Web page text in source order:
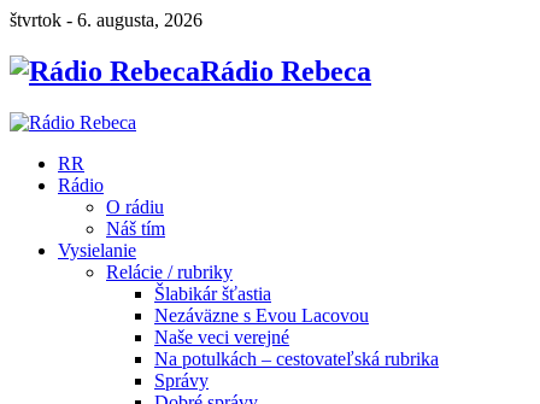
štvrtok - 6. augusta, 2026
Rádio Rebeca
RR
Rádio
O rádiu
Náš tím
Vysielanie
Relácie / rubriky
Šlabikár šťastia
Nezáväzne s Evou Lacovou
Naše veci verejné
Na potulkách – cestovateľská rubrika
Správy